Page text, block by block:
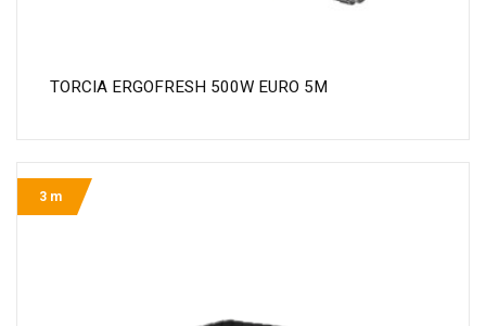
TORCIA ERGOFRESH 500W EURO 5M
3 m